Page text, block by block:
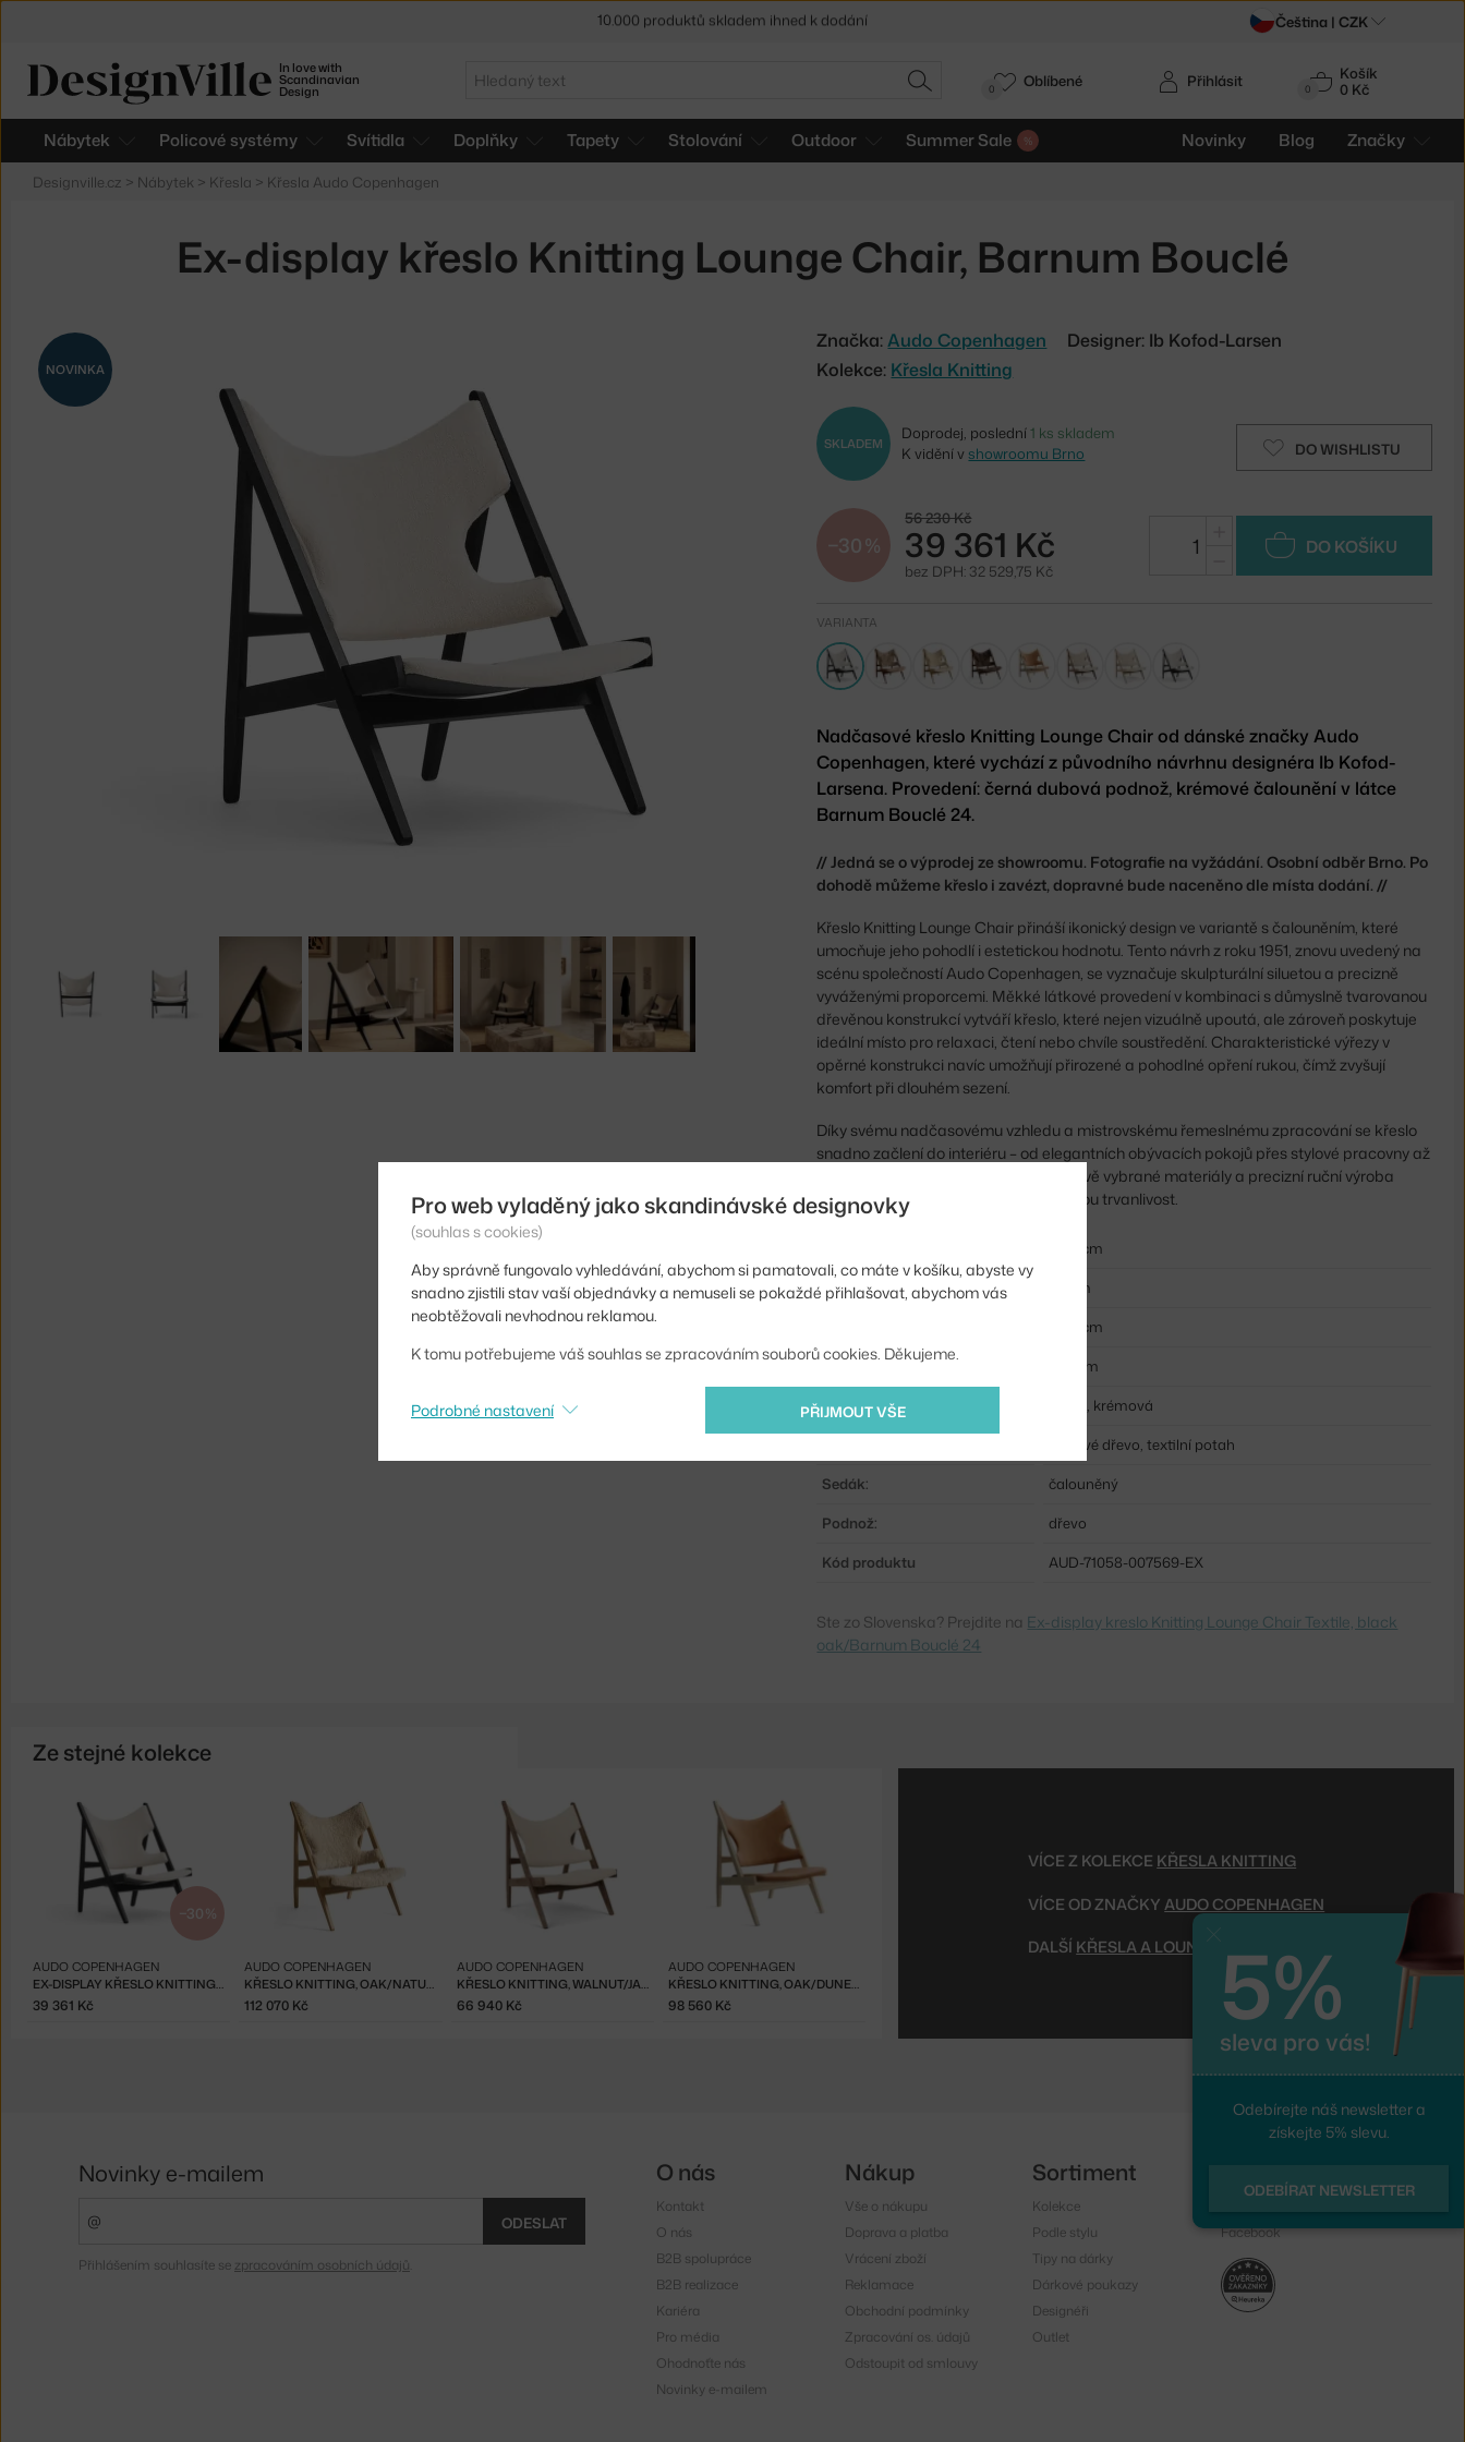
In love with
Scandinavian
Design
Hledat
HLEDAT 0
Košík
0 Kč
Nábytek Policové systémy Svítidla Doplňky Tapety Stolování Outdoor Summer Sale Novinky Blog Značky
Přihlásit
0 Oblíbené
Designville.cz > Nábytek > Křesla > Křesla Audo Copenhagen
Ex-display křeslo Knitting Lounge Chair, Barnum Bouclé
NOVINKA
Značka:Audo Copenhagen
Designer: Ib Kofod-Larsen
Kolekce: Křesla Knitting
DO WISHLISTU
SKLADEM
Doprodej, poslední1 ks skladem
K vidění vshowroomu Brno
−30 %
56 230 Kč
39 361 Kč
bez DPH: 32 529,75 Kč
DO KOŠÍKU
VARIANTA
Nadčasové křeslo Knitting Lounge Chair od dánské značky Audo
Copenhagen, které vychází z původního návrhnu designéra Ib Kofod-
Larsena. Provedení: černá dubová podnož, krémové čalounění v látce
Barnum Bouclé 24.
// Jedná se o výprodej ze showroomu. Fotografie na vyžádání. Osobní odběr Brno. Po
dohodě můžeme křeslo i zavézt, dopravné bude naceněno dle místa dodání. //
Křeslo Knitting Lounge Chair přináší ikonický design ve variantě s čalouněním, které
umocňuje jeho pohodlí i estetickou hodnotu. Tento návrh z roku 1951, znovu uvedený na
scénu společností Audo Copenhagen, se vyznačuje skulpturální siluetou a precizně
vyváženými proporcemi. Měkké látkové provedení v kombinaci s důmyslně tvarovanou
dřevěnou konstrukcí vytváří křeslo, které nejen vizuálně upoutá, ale zároveň poskytuje
ideální místo pro relaxaci, čtení nebo chvíle soustředění. Charakteristické výřezy v
opěrné konstrukci navíc umožňují přirozené a pohodlné opření rukou, čímž zvyšují
komfort při dlouhém sezení.
Díky svému nadčasovému vzhledu a mistrovskému řemeslnému zpracování se křeslo
snadno začlení do interiéru – od elegantních obývacích pokojů přes stylové pracovny až
po sofistikované lounge prostory. Pečlivě vybrané materiály a precizní ruční výroba
garantují nejen estetiku, ale i výjimečnou trvanlivost.
90,6 cm
Výška sedáku:
30 cm
66,9 cm
Šířka:
71,3 cm
Barva:
černá, krémová
dubové dřevo, textilní potah
Sedák:
čalouněný
Podnož:
dřevo
Kód produktu
AUD-71058-007569-EX
Ste zo Slovenska? Prejdite na Ex-display kreslo Knitting Lounge Chair Textile, black
oak/Barnum Bouclé 24
Ze stejné kolekce
−30 %
EX-DISPLAY KŘESLO KNITTING LOUNGE CHAIR, BARNUM BOUCLÉ
AUDO COPENHAGEN
39 361 Kč
KŘESLO KNITTING, OAK/NATURE
AUDO COPENHAGEN
112 070 Kč
KŘESLO KNITTING, WALNUT/JASMINE
AUDO COPENHAGEN
66 940 Kč
KŘESLO KNITTING, OAK/DUNES 21000
AUDO COPENHAGEN
98 560 Kč
VÍCE Z KOLEKCE KŘESLA KNITTING
VÍCE OD ZNAČKY AUDO COPENHAGEN
DALŠÍ KŘESLA A LOUNGE ŽIDLE
Sleva 5 % pro odběratelenewsletteru Čeština | CZK
Pro web vyladěný jako skandinávské designovky
(souhlas s cookies)
Aby správně fungovalo vyhledávání, abychom si pamatovali, co máte v košíku, abyste vy
snadno zjistili stav vaší objednávky a nemuseli se pokaždé přihlašovat, abychom vás
neobtěžovali nevhodnou reklamou.
K tomu potřebujeme váš souhlas se zpracováním souborů cookies. Děkujeme.
PŘIJMOUT VŠE
Podrobné nastavení
5%
sleva pro vás!
Odebírejte náš newsletter a
získejte 5% slevu.
ODEBÍRAT NEWSLETTER
Novinky e-mailem
ODESLAT
Přihlášením souhlasíte se zpracováním osobních údajů
O nás
Kontakt
O nás
B2B spolupráce
B2B realizace
Kariéra
Pro média
Ohodnoťte nás
Novinky e-mailem
Nákup
Vše o nákupu
Doprava a platba
Vrácení zboží
Reklamace
Obchodní podmínky
Zpracování os. údajů
Odstoupit od smlouvy
Sortiment
Kolekce
Podle stylu
Tipy na dárky
Dárkové poukazy
Designéři
Outlet
Facebook